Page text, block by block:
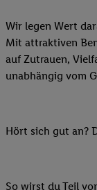
Wir legen Wert
Mit attraktiven
auf Zutrauen,
unabhängig vom
Hört sich gut an?
So wirst du Teil